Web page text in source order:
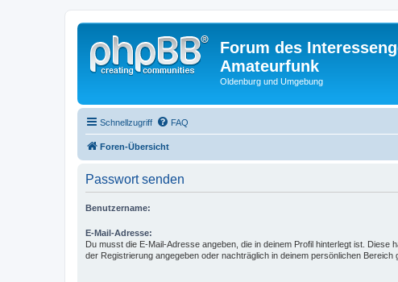
Forum des
Amateurfunk
Oldenburg und Umgebung
Schnellzugriff FAQ
Foren-Übersicht
Passwort senden
Benutzername:
E-Mail-Adresse:
Du musst die E-Mail-Adresse angeben, die in deinem Profil hinterlegt ist. Diese
der Registrierung angegeben oder nachträglich in deinem persönlichen Bereich